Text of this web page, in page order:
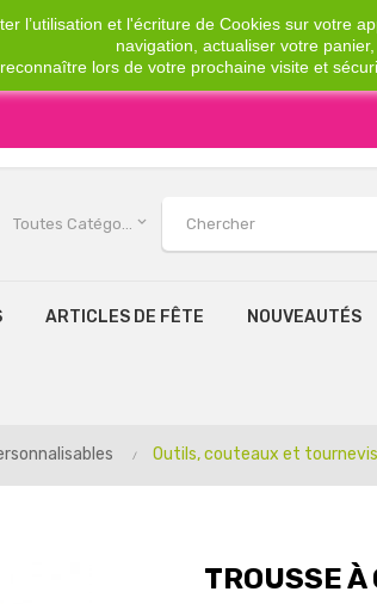
l’utilisation et l'écriture de Cookies sur votre
navigation, actualiser votre panier,
lors de votre prochaine visite et
Toutes Catégories keyboard_arrow_down
ARTICLES DE FÊTE NOUVEAUTÉS
Outils, couteaux et
TROUSSE